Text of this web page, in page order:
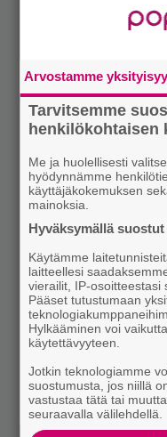
Arvostamme
Tarvitsemme
henkilökohtaisen
Me ja huolellisesti
hyödynnämme
käyttäjäkokemuksen
mainoksia.
Hyväksymällä
Käytämme
laitteellesi
vierailit, IP-osoitteestasi
Pääset tutustumaan
Hylkääminen voi
käytettävyyteen.
Jotkin teknologiamme
suostumusta, jos niillä
vastustaa tätä tai
seuraavalla välilehdellä.